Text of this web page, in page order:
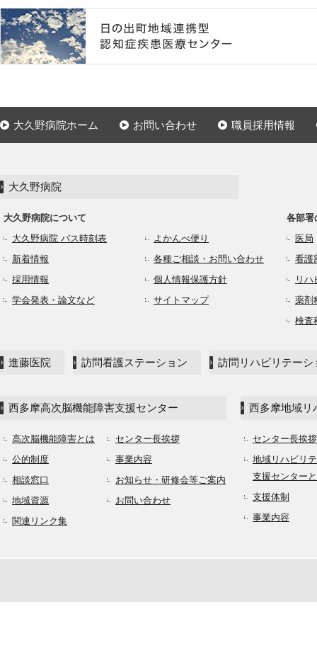
大久野病院ホーム お問い合わせ 職員採用情報
大久野病院
大久野病院について
大久野病院 バス時刻表
よかんべ便り
新着情報
各種ご相談・お問い合わせ
採用情報
個人情報保護方針
学会発表・論文など
サイトマップ
各部署
医局
看護
リ
薬剤
検査
進藤医院 訪問看護ステーション 訪問リハビリテーシ
西多摩高次脳機能障害支援センター
高次脳機能障害とは
公的制度
相談窓口
地域資源
関連リンク集
センター長挨拶
事業内容
お知らせ・研修会等ご案内
お問い合わせ
西多摩地域リ
センター長挨拶
地域リハビリ
支援センター
支援体制
事業内容